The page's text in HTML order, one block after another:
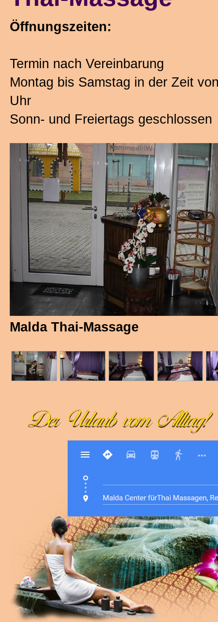
Wellness-Massage-Pakete
Preisübersicht
Öffnungszeiten
Jobs
Malda Center II
Allgemein
Impressum
Kontakt
Haftungsausschluss
Webseiten-Übersicht
Datenschutz
Öffnungszeiten:
Termin nach Vereinbarung
Montag bis Samstag in der Zeit
Uhr
Sonn- und Freiertags geschlossen
Malda Thai-Massage